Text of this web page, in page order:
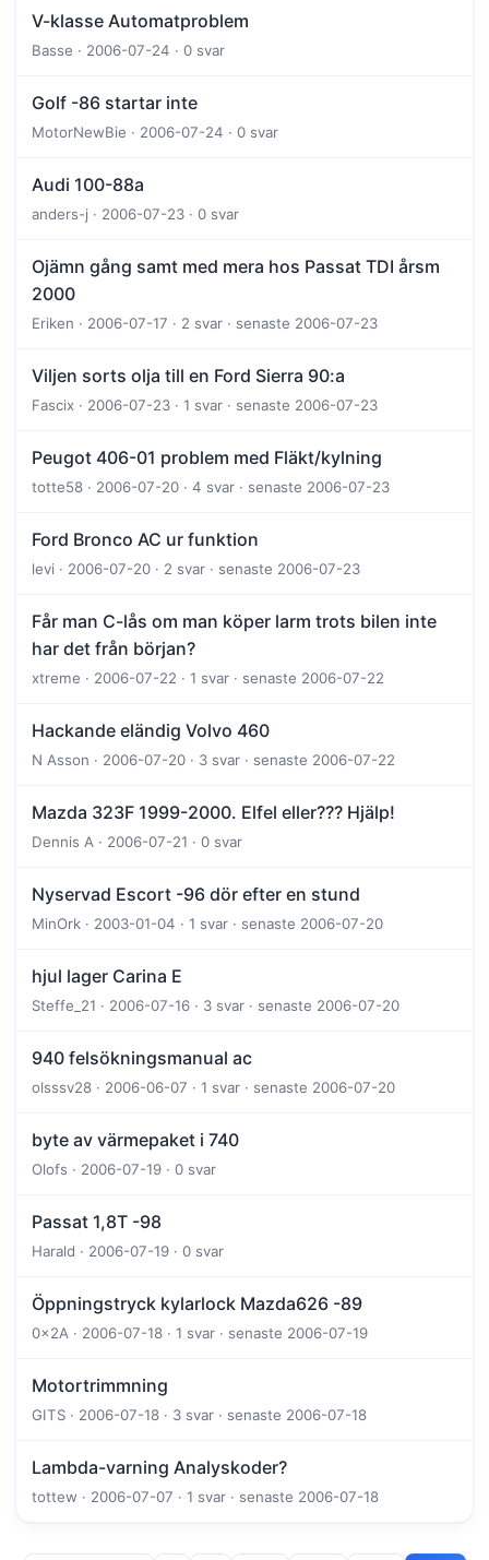
V-klasse Automatproblem
Basse · 2006-07-24 · 0 svar
Golf -86 startar inte
MotorNewBie · 2006-07-24 · 0 svar
Audi 100-88a
anders-j · 2006-07-23 · 0 svar
Ojämn gång samt med mera hos Passat TDI årsm
2000
Eriken · 2006-07-17 · 2 svar · senaste 2006-07-23
Viljen sorts olja till en Ford Sierra 90:a
Fascix · 2006-07-23 · 1 svar · senaste 2006-07-23
Peugot 406-01 problem med Fläkt/kylning
totte58 · 2006-07-20 · 4 svar · senaste 2006-07-23
Ford Bronco AC ur funktion
levi · 2006-07-20 · 2 svar · senaste 2006-07-23
Får man C-lås om man köper larm trots bilen inte
har det från början?
xtreme · 2006-07-22 · 1 svar · senaste 2006-07-22
Hackande eländig Volvo 460
N Asson · 2006-07-20 · 3 svar · senaste 2006-07-22
Mazda 323F 1999-2000. Elfel eller??? Hjälp!
Dennis A · 2006-07-21 · 0 svar
Nyservad Escort -96 dör efter en stund
MinOrk · 2003-01-04 · 1 svar · senaste 2006-07-20
hjul lager Carina E
Steffe_21 · 2006-07-16 · 3 svar · senaste 2006-07-20
940 felsökningsmanual ac
olsssv28 · 2006-06-07 · 1 svar · senaste 2006-07-20
byte av värmepaket i 740
Olofs · 2006-07-19 · 0 svar
Passat 1,8T -98
Harald · 2006-07-19 · 0 svar
Öppningstryck kylarlock Mazda626 -89
0x2A · 2006-07-18 · 1 svar · senaste 2006-07-19
Motortrimmning
GITS · 2006-07-18 · 3 svar · senaste 2006-07-18
Lambda-varning Analyskoder?
tottew · 2006-07-07 · 1 svar · senaste 2006-07-18